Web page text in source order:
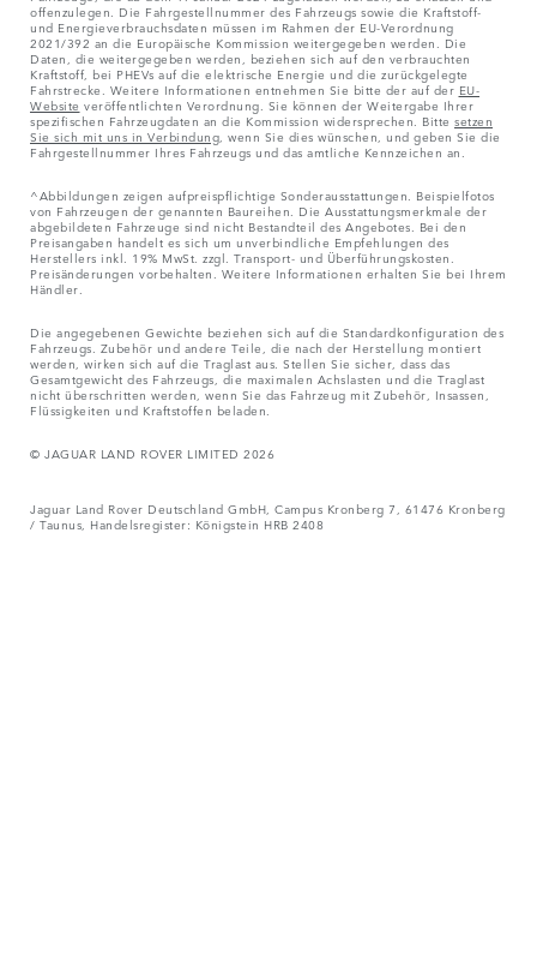
offenzulegen. Die Fahrgestellnummer des Fahrzeugs sowie die Kraftstoff-
und Energieverbrauchsdaten müssen im Rahmen der EU-Verordnung
2021/392 an die Europäische Kommission weitergegeben werden. Die
Daten, die weitergegeben werden, beziehen sich auf den verbrauchten
Kraftstoff, bei PHEVs auf die elektrische Energie und die zurückgelegte
Fahrstrecke. Weitere Informationen entnehmen Sie bitte der auf der EU-
Website veröffentlichten Verordnung. Sie können der Weitergabe Ihrer
spezifischen Fahrzeugdaten an die Kommission widersprechen. Bitte setzen
Sie sich mit uns in Verbindung , wenn Sie dies wünschen, und geben Sie die
Fahrgestellnummer Ihres Fahrzeugs und das amtliche Kennzeichen an.
^Abbildungen zeigen aufpreispflichtige Sonderausstattungen. Beispielfotos
von Fahrzeugen der genannten Baureihen. Die Ausstattungsmerkmale der
abgebildeten Fahrzeuge sind nicht Bestandteil des Angebotes. Bei den
Preisangaben handelt es sich um unverbindliche Empfehlungen des
Herstellers inkl. 19% MwSt. zzgl. Transport- und Überführungskosten.
Preisänderungen vorbehalten. Weitere Informationen erhalten Sie bei Ihrem
Händler.
Die angegebenen Gewichte beziehen sich auf die Standardkonfiguration des
Fahrzeugs. Zubehör und andere Teile, die nach der Herstellung montiert
werden, wirken sich auf die Traglast aus. Stellen Sie sicher, dass das
Gesamtgewicht des Fahrzeugs, die maximalen Achslasten und die Traglast
nicht überschritten werden, wenn Sie das Fahrzeug mit Zubehör, Insassen,
Flüssigkeiten und Kraftstoffen beladen.
© JAGUAR LAND ROVER LIMITED 2026
Jaguar Land Rover Deutschland GmbH, Campus Kronberg 7, 61476 Kronberg
/ Taunus, Handelsregister: Königstein HRB 2408